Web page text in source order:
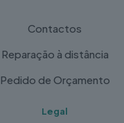
Contactos
Reparação à distância
Pedido de Orçamento
Legal